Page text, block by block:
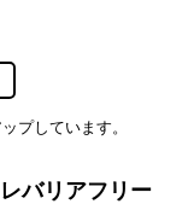
プしています。
バリアフリー